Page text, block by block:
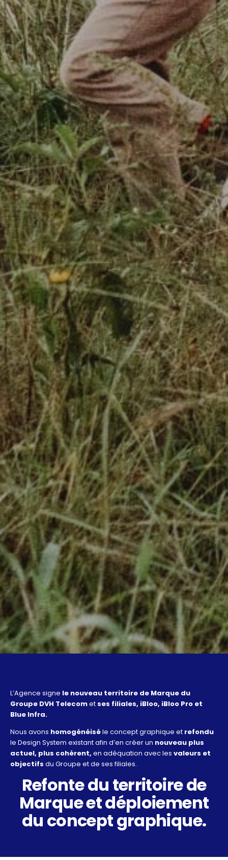
L’Agence signe le nouveau territoire de Marque du
Groupe DVH Telecomet ses filiales, iBloo, iBloo Pro et
Blue Infra.
Nous avons homogénéiséle concept graphique et refondu
le Design System existant afin d’en créer un nouveau plus
actuel, plus cohérent, en adéquation avec les valeurs et
objectifs du Groupe et de ses filiales.
Refonte du territoire de
Marque et déploiement
du concept graphique.